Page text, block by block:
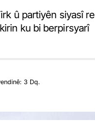
û partiyên siyasî re
ku bi berpirsyarî
3 Dq.